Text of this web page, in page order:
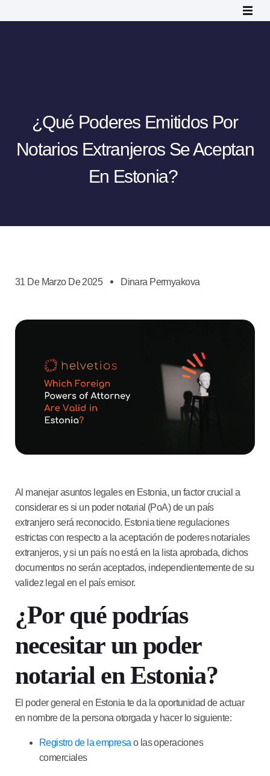
¿Qué Poderes Emitidos Por
Notarios Extranjeros Se Aceptan
En Estonia?
31 De Marzo De 2025 Dinara Permyakova
Al manejar asuntos legales en Estonia, un factor crucial a
considerar es si un poder notarial (PoA) de un país
extranjero será reconocido. Estonia tiene regulaciones
estrictas con respecto a la aceptación de poderes notariales
extranjeros, y si un país no está en la lista aprobada, dichos
documentos no serán aceptados, independientemente de su
validez legal en el país emisor.
¿Por qué podrías
necesitar un poder
notarial en Estonia?
El poder general en Estonia te da la oportunidad de actuar
en nombre de la persona otorgada y hacer lo siguiente:
Registro de la empresa o las operaciones
comerciales